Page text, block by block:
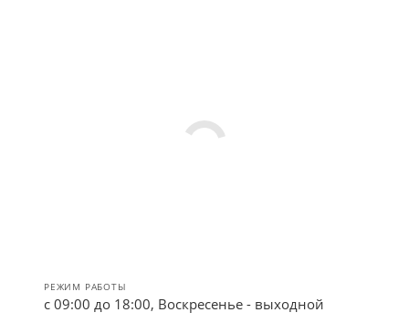
РЕЖИМ РАБОТЫ
с 09:00 до 18:00, Воскресенье - выходной